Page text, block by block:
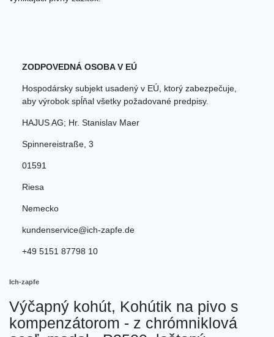
ZODPOVEDNÁ OSOBA V EÚ
Hospodársky subjekt usadený v EÚ, ktorý zabezpečuje,
aby výrobok spĺňal všetky požadované predpisy.
HAJUS AG; Hr. Stanislav Maer
Spinnereistraße 3
01591
Riesa
Nemecko
kundenservice@ich-zapfe.de
+49 5151 87798 10
Ich-zapfe
Výčapný kohút, Kohútik na pivo s
kompenzátorom - z chrómniklová